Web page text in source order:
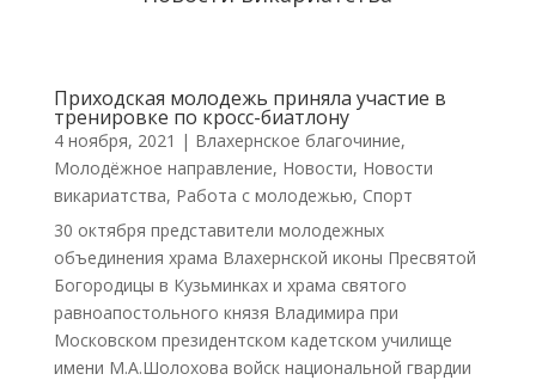
Приходская молодежь приняла участие в
тренировке по кросс-биатлону
4 ноября, 2021 | Влахернское благочиние,
Молодёжное направление, Новости, Новости
викариатства, Работа с молодежью, Спорт
30 октября представители молодежных
объединения храма Влахернской иконы Пресвятой
Богородицы в Кузьминках и храма святого
равноапостольного князя Владимира при
Московском президентском кадетском училище
имени М.А.Шолохова войск национальной гвардии